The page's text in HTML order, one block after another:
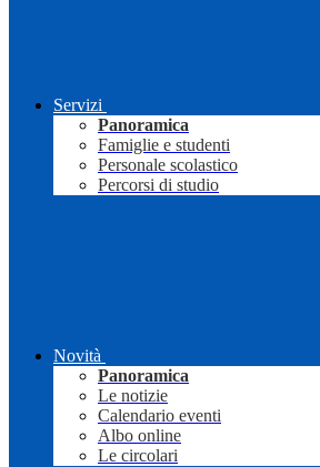
Servizi
Panoramica
Famiglie e studenti
Personale scolastico
Percorsi di studio
Novità
Panoramica
Le notizie
Calendario eventi
Albo online
Le circolari